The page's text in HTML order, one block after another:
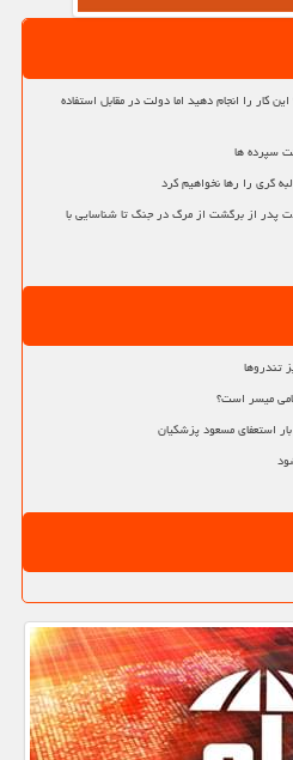
کار را انجام دهید اما دولت در مقابل استفاده
سپرده ها
گری را رها نخواهیم کرد
پدر از برگشت از مرگ در جنگ تا شناسایی با
تندروها
میسر است؟